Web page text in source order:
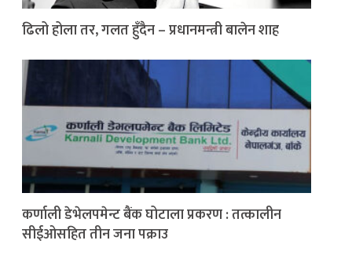
ढिलो होला तर, गलत हुँदैन – प्रधानमन्त्री बालेन शाह
कर्णाली डेभेलपमेन्ट बैंक घोटाला प्रकरण : तत्कालीन
सीईओसहित तीन जना पक्राउ